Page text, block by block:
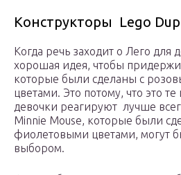
Конструкторы Lego
Когда речь заходит о Лего
хорошая идея, чтобы
которые были сделаны с
цветами. Это потому, что это
девочки реагируют лучше
Minnie Mouse, которые были
фиолетовыми цветами, могут
выбором.